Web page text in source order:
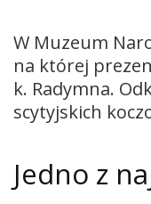
W Muzeum
na której
k. Radymna.
scytyjskich
Jedno z